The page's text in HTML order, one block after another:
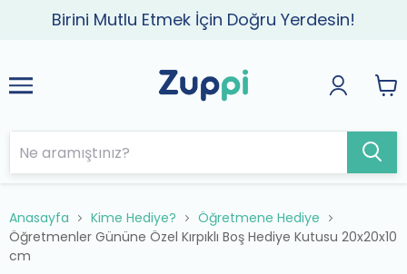
Birini Mutlu Etmek İçin Doğru Yerdesin!
Anasayfa Kime Hediye?
Öğretmene Hediye
Öğretmenler Gününe Özel Kırpıklı Boş Hediye Kutusu 20x20x10
cm